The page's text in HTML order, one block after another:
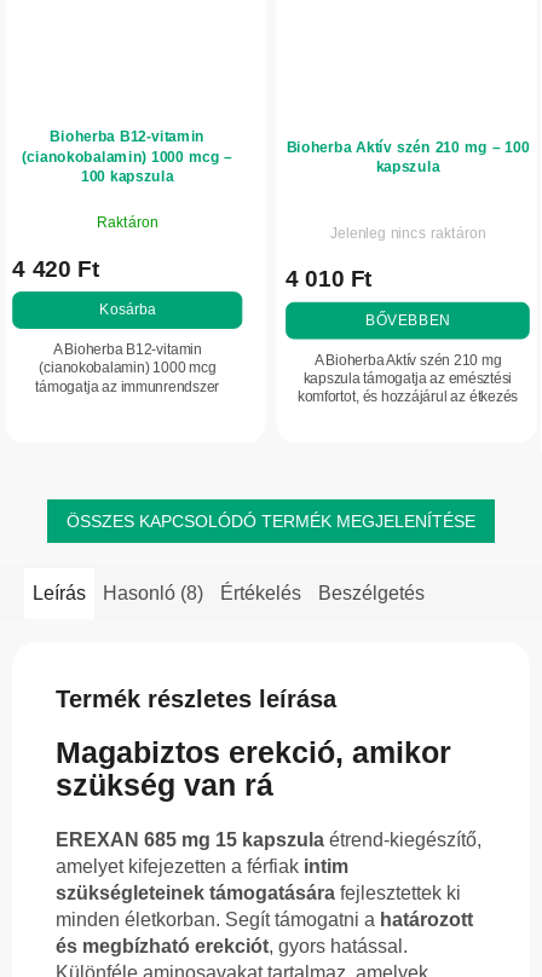
Bioherba B12-vitamin
(cianokobalamin) 1000 mcg –
100 kapszula
Raktáron
4 420 Ft
Kosárba
A Bioherba B12-vitamin
(cianokobalamin) 1000 mcg
támogatja az immunrendszer
Bioherba Aktív szén 210 mg – 100
kapszula
Jelenleg nincs raktáron
4 010 Ft
BŐVEBBEN
A Bioherba Aktív szén 210 mg
kapszula támogatja az emésztési
komfortot, és hozzájárul az étkezés
ÖSSZES KAPCSOLÓDÓ TERMÉK MEGJELENÍTÉSE
Leírás Hasonló (8) Értékelés Beszélgetés
Termék részletes leírása
Magabiztos erekció, amikor
szükség van rá
EREXAN 685 mg 15 kapszula étrend-kiegészítő,
amelyet kifejezetten a férfiak intim
szükségleteinek támogatására fejlesztettek ki
minden életkorban. Segít támogatni a határozott
és megbízható erekciót, gyors hatással.
Különféle aminosavakat tartalmaz, amelyek